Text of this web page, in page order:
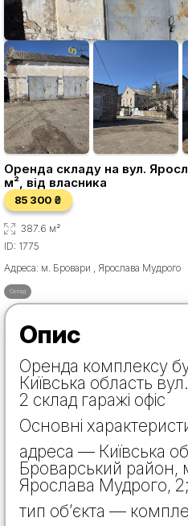
Оренда складу на вул.
м², від власника
85 300 ₴
387.6 м²
ID: 1775
Адреса: м. Бровари , Ярослава Мудрого
Склад
Опис
Оренда комплексу
Київська область
2 склад гаражі офіс
Основні
адреса — Київська
Броварський район,
Ярослава Мудрого, 2;
тип об’єкта —